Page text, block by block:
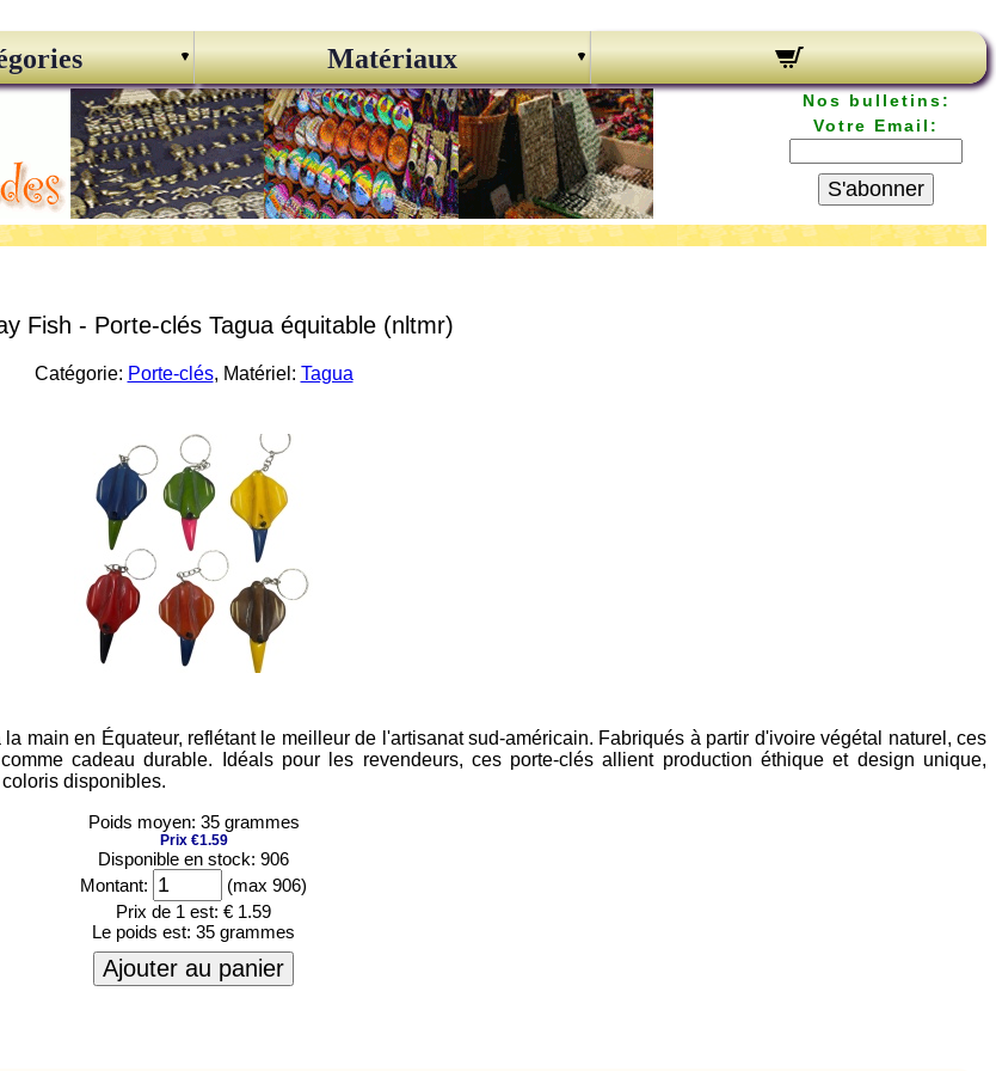
Matériaux
Nos bulletins:
Votre Email:
S'abonner
Fish - Porte-clés Tagua équitable (nltmr)
Catégorie: Porte-clés, Matériel: Tagua
main en Équateur, reflétant le meilleur de l'artisanat sud-américain. Fabriqués à partir d'ivoire végétal naturel, ces
cadeau durable. Idéals pour les revendeurs, ces porte-clés allient production éthique et design unique,
disponibles.
Poids moyen: 35 grammes
Prix €1.59
Disponible en stock: 906
Montant:
(max 906)
Prix de 1 est: € 1.59
Le poids est: 35 grammes
Ajouter au panier